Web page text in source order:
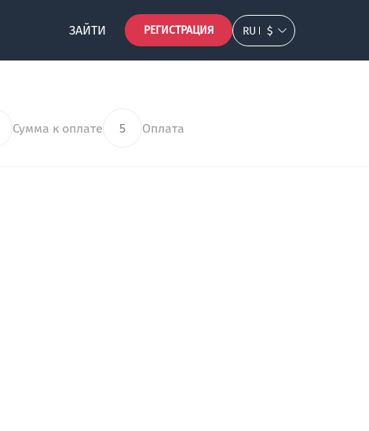
ЗАЙТИ РЕГИСТРАЦИЯ RU $
Сумма к оплате 5 Оплата